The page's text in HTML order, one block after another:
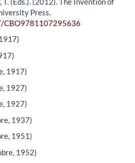
Press.
CBO9781107295636
1917)
1927)
1927)
1937)
1951)
1952)